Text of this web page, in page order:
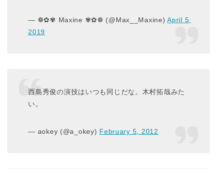
— ❁✿✾ Maxine ✾✿❁ (@Max__Maxine)April 5,
2019
西島秀俊の演技はいつも同じだな。木村拓哉みた
い。
— aokey (@a_okey) February 5, 2012